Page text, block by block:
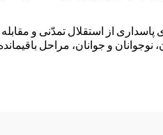
از استقلال تمدّنی و
و جوانان، مراحل باقیمانده